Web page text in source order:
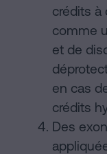
crédits à
comme
et de
en cas
crédits
Des